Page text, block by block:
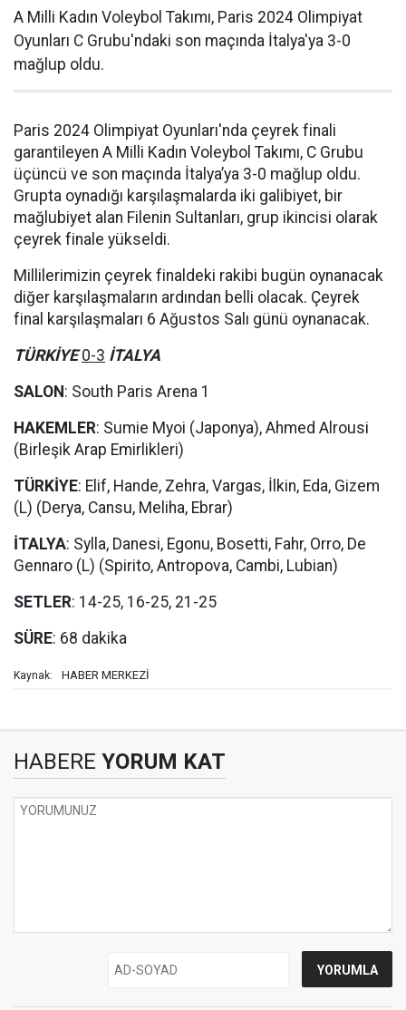
A Milli Kadın Voleybol Takımı, Paris 2024 Olimpiyat
Oyunları C Grubu'ndaki son maçında İtalya'ya 3-0
mağlup oldu.
Paris 2024 Olimpiyat Oyunları'nda çeyrek finali
garantileyen A Milli Kadın Voleybol Takımı, C Grubu
üçüncü ve son maçında İtalya’ya 3-0 mağlup oldu.
Grupta oynadığı karşılaşmalarda iki galibiyet, bir
mağlubiyet alan Filenin Sultanları, grup ikincisi olarak
çeyrek finale yükseldi.
Millilerimizin çeyrek finaldeki rakibi bugün oynanacak
diğer karşılaşmaların ardından belli olacak. Çeyrek
final karşılaşmaları 6 Ağustos Salı günü oynanacak.
TÜRKİYE 0-3 İTALYA
SALON : South Paris Arena 1
HAKEMLER: Sumie Myoi (Japonya), Ahmed Alrousi
(Birleşik Arap Emirlikleri)
TÜRKİYE: Elif, Hande, Zehra, Vargas, İlkin, Eda, Gizem
(L) (Derya, Cansu, Meliha, Ebrar)
İTALYA: Sylla, Danesi, Egonu, Bosetti, Fahr, Orro, De
Gennaro (L) (Spirito, Antropova, Cambi, Lubian)
SETLER: 14-25, 16-25, 21-25
SÜRE: 68 dakika
Kaynak: HABER MERKEZİ
HABERE YORUM KAT